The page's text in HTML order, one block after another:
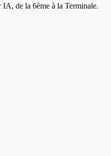
IA, de la 6ème à la Terminale.